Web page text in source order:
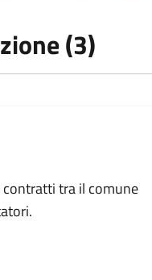
(3)
contratti tra il comune